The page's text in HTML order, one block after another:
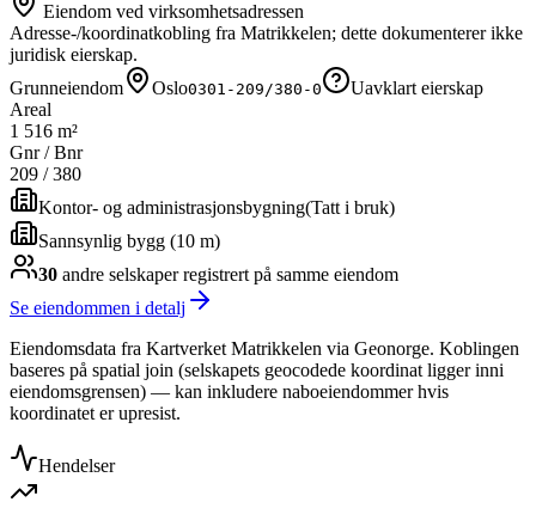
Eiendom ved virksomhetsadressen
Adresse-/koordinatkobling fra Matrikkelen; dette dokumenterer ikke
juridisk eierskap.
Grunneiendom
Oslo0301-209/380-0
Uavklart eierskap
Areal
1 516 m²
Gnr / Bnr
209 /380
Kontor- og administrasjonsbygning(Tatt i bruk)
Sannsynlig bygg (10 m)
30 andre selskaperregistrert på samme eiendom
Se eiendommen i detalj
Eiendomsdata fra Kartverket Matrikkelen via Geonorge. Koblingen
baseres på spatial join (selskapets geocodede koordinat ligger inni
eiendomsgrensen) — kan inkludere naboeiendommer hvis
koordinatet er upresist.
Hendelser